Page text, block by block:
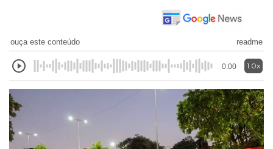
ouça este conteúdo readme
0:00 1.0x